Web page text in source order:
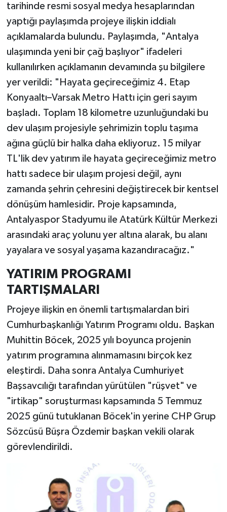
tarihinde resmi sosyal medya hesaplarından
yaptığı paylaşımda projeye ilişkin iddialı
açıklamalarda bulundu. Paylaşımda, "Antalya
ulaşımında yeni bir çağ başlıyor" ifadeleri
kullanılırken açıklamanın devamında şu bilgilere
yer verildi: "Hayata geçireceğimiz 4. Etap
Konyaaltı–Varsak Metro Hattı için geri sayım
başladı. Toplam 18 kilometre uzunluğundaki bu
dev ulaşım projesiyle şehrimizin toplu taşıma
ağına güçlü bir halka daha ekliyoruz. 15 milyar
TL'lik dev yatırım ile hayata geçireceğimiz metro
hattı sadece bir ulaşım projesi değil, aynı
zamanda şehrin çehresini değiştirecek bir kentsel
dönüşüm hamlesidir. Proje kapsamında,
Antalyaspor Stadyumu ile Atatürk Kültür Merkezi
arasındaki araç yolunu yer altına alarak, bu alanı
yayalara ve sosyal yaşama kazandıracağız."
YATIRIM PROGRAMI
TARTIŞMALARI
Projeye ilişkin en önemli tartışmalardan biri
Cumhurbaşkanlığı Yatırım Programı oldu. Başkan
Muhittin Böcek, 2025 yılı boyunca projenin
yatırım programına alınmamasını birçok kez
eleştirdi. Daha sonra Antalya Cumhuriyet
Başsavcılığı tarafından yürütülen "rüşvet" ve
"irtikap" soruşturması kapsamında 5 Temmuz
2025 günü tutuklanan Böcek'in yerine CHP Grup
Sözcüsü Büşra Özdemir başkan vekili olarak
görevlendirildi.